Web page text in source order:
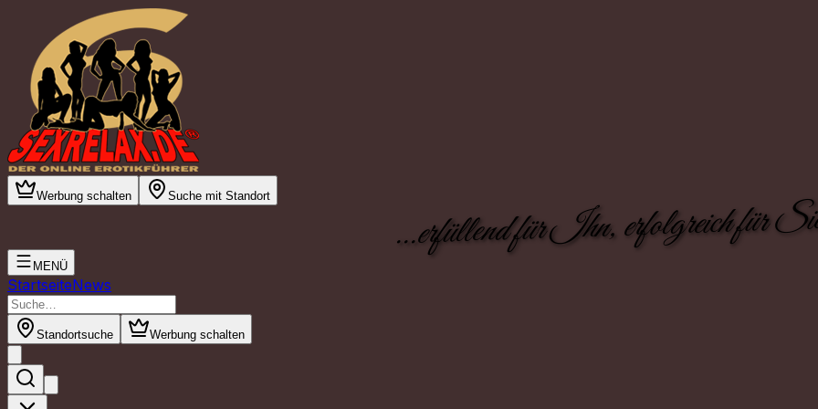
Werbung schalten Suche mit Standort
...erfüllend für Ihn, erfolgreich für
MENÜ
StartseiteNews
Standortsuche Werbung schalten